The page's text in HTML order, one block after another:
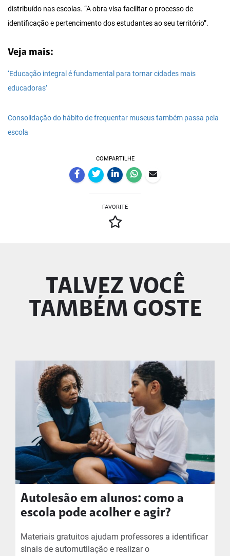
distribuído nas escolas. “A obra visa facilitar o processo de
identificação e pertencimento dos estudantes ao seu território”.
Veja mais:
‘Educação integral é fundamental para tornar cidades mais
educadoras’
Consolidação do hábito de frequentar museus também passa pela
escola
COMPARTILHE
FAVORITE
TALVEZ VOCÊ
TAMBÉM GOSTE
Autolesão em alunos: como a
escola pode acolher e agir?
Materiais gratuitos ajudam professores a identificar
sinais de automutilação e realizar o